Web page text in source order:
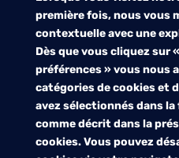
première fois, nous vous
contextuelle avec une
Dès que vous cliquez sur
préférences » vous nous
catégories de cookies et
avez sélectionnés dans
comme décrit dans la
cookies. Vous pouvez